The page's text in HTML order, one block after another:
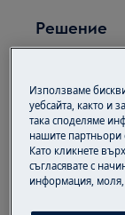
Решение
грешка
То
Използваме
уебсайта, както и
така споделяме
нашите партньори
Като кликнете
съгласявате с
информация, моля,